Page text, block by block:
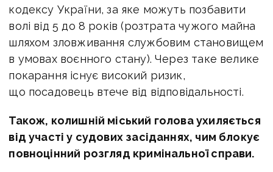
кодексу України, за яке можуть позбавити
волі від 5 до 8 років (розтрата чужого майна
шляхом зловживання службовим становищем
в умовах воєнного стану). Через таке велике
покарання існує високий ризик,
що посадовець втече від відповідальності.
Також, колишній міський голова ухиляється
від участі у судових засіданнях, чим блокує
повноцінний розгляд кримінальної справи.